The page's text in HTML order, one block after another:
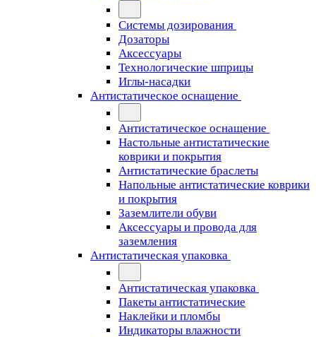
Системы дозирования
Дозаторы
Аксессуары
Технологические шприцы
Иглы-насадки
Антистатическое оснащение
Антистатическое оснащение
Настольные антистатические
коврики и покрытия
Антистатические браслеты
Напольные антистатические коврики
и покрытия
Заземлители обуви
Аксессуары и провода для
заземления
Антистатическая упаковка
Антистатическая упаковка
Пакеты антистатические
Наклейки и пломбы
Индикаторы влажности